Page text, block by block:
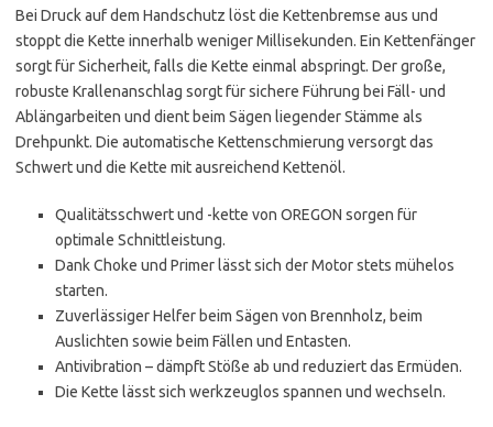
Bei Druck auf dem Handschutz löst die Kettenbremse aus und
stoppt die Kette innerhalb weniger Millisekunden. Ein Kettenfänger
sorgt für Sicherheit, falls die Kette einmal abspringt. Der große,
robuste Krallenanschlag sorgt für sichere Führung bei Fäll- und
Ablängarbeiten und dient beim Sägen liegender Stämme als
Drehpunkt. Die automatische Kettenschmierung versorgt das
Schwert und die Kette mit ausreichend Kettenöl.
Qualitätsschwert und -kette von OREGON sorgen für
optimale Schnittleistung.
Dank Choke und Primer lässt sich der Motor stets mühelos
starten.
Zuverlässiger Helfer beim Sägen von Brennholz, beim
Auslichten sowie beim Fällen und Entasten.
Antivibration – dämpft Stöße ab und reduziert das Ermüden.
Die Kette lässt sich werkzeuglos spannen und wechseln.